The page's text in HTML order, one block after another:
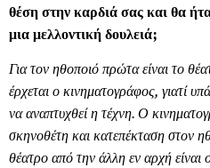
θέση στην καρδιά σας και θα
μια μελλοντική δουλειά;
Για τον ηθοποιό πρώτα είναι το
έρχεται ο κινηματογράφος, γιατί
να αναπτυχθεί η τέχνη. Ο
σκηνοθέτη και κατεπέκταση στον
θέατρο από την άλλη εν αρχή